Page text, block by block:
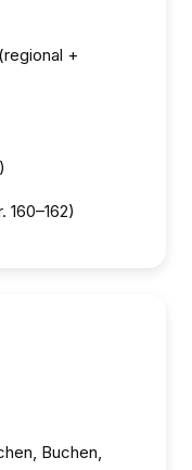
+
160–162)
Buchen,